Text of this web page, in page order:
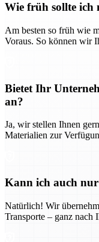
Wie früh sollte ich
Am besten so früh wie
Voraus. So können wir
Bietet Ihr
an?
Ja, wir stellen Ihnen
Materialien zur
Kann ich auch
Natürlich! Wir
Transporte – ganz nach